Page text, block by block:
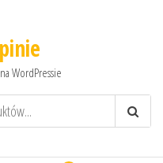
WordPressie